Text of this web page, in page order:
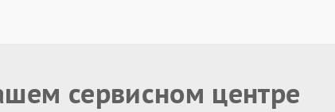
сервисном центре